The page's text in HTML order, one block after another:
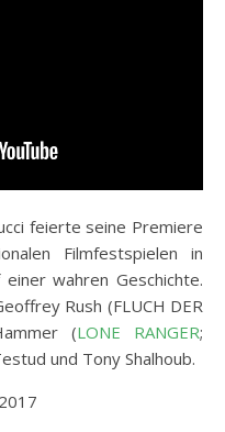
feierte seine Premiere
Filmfestspielen in
wahren Geschichte.
Rush (FLUCH DER
(LONE RANGER;
und Tony Shalhoub.